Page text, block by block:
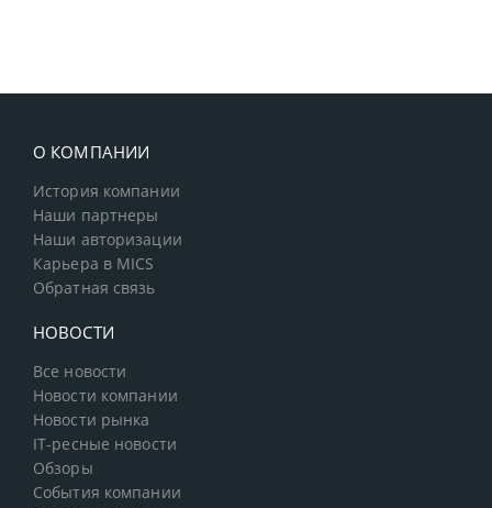
О КОМПАНИИ
История компании
Наши партнеры
Наши авторизации
Карьера в MICS
Обратная связь
НОВОСТИ
Все новости
Новости компании
Новости рынка
IT-ресные новости
Обзоры
События компании